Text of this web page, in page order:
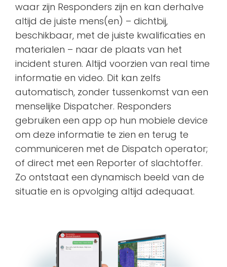
waar zijn Responders zijn en kan derhalve
altijd de juiste mens(en) – dichtbij,
beschikbaar, met de juiste kwalificaties en
materialen – naar de plaats van het
incident sturen. Altijd voorzien van real time
informatie en video. Dit kan zelfs
automatisch, zonder tussenkomst van een
menselijke Dispatcher. Responders
gebruiken een app op hun mobiele device
om deze informatie te zien en terug te
communiceren met de Dispatch operator;
of direct met een Reporter of slachtoffer.
Zo ontstaat een dynamisch beeld van de
situatie en is opvolging altijd adequaat.